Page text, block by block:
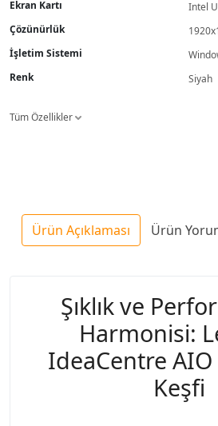
Ekran Kartı
Intel
Çözünürlük
İşletim Sistemi
Renk
Siyah
Tüm Özellikler
Ürün Açıklaması Ürün
Şıklık ve
Harmonisi:
IdeaCentre AIO
Keşfi